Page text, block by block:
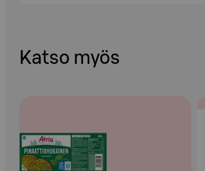
Katso myös